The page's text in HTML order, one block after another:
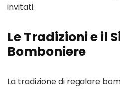
invitati.
Le Tradizioni e il
Bomboniere
La tradizione di regalare